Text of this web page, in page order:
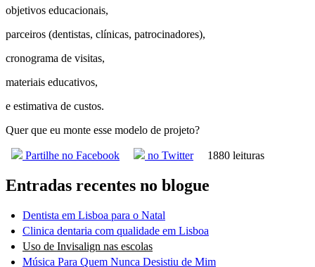
objetivos educacionais,
parceiros (dentistas, clínicas, patrocinadores),
cronograma de visitas,
materiais educativos,
e estimativa de custos.
Quer que eu monte esse modelo de projeto?
Partilhe no Facebook no Twitter 1880 leituras
Entradas recentes no blogue
Dentista em Lisboa para o Natal
Clinica dentaria com qualidade em Lisboa
Uso de Invisalign nas escolas
Música Para Quem Nunca Desistiu de Mim